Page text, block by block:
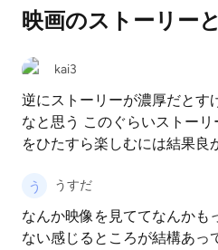
映画のストーリー
kai3
逆にストーリーが濃厚だとす
なと思う このぐらいストー
をひたすら楽しむには結果良
うすだ
なんか映像を見ててなんかも
ない感じるところが結構あっ